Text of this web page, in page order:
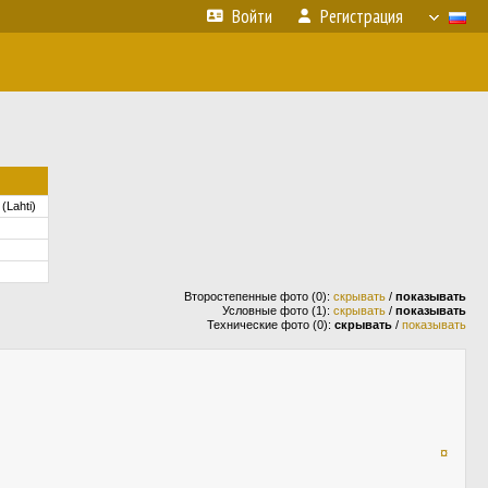
Войти Регистрация
Второстепенные фото (0): скрывать / показывать
Условные фото (1): скрывать / показывать
Технические фото (0): скрывать / показывать
¤